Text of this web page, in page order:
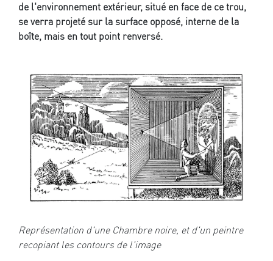
de l'environnement extérieur, situé en face de ce trou,
se verra projeté sur la surface opposé, interne de la
boîte, mais en tout point renversé.
Représentation d'une Chambre noire, et d'un peintre
recopiant les contours de l'image